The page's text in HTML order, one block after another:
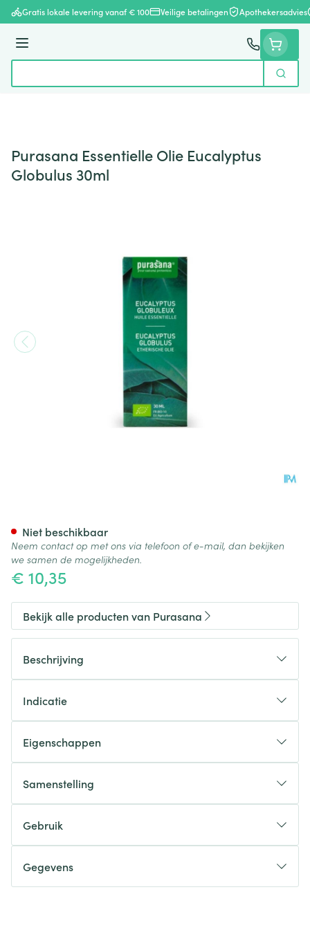
Ga naar de inhoud
Gratis lokale levering vanaf € 100 Veilige betalingen Apothekersadvies
Menu
Zoek
Purasana Essentielle Olie Eucalyptus
Globulus 30ml
€ 10,35
Niet beschikbaar
Neem contact op met ons via telefoon of e-mail, dan bekijken
we samen de mogelijkheden.
Bekijk alle producten van Purasana
Beschrijving
Indicatie
Eigenschappen
Samenstelling
Gebruik
Gegevens